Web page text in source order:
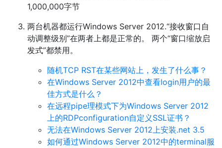
1,000,000字节
两台机器都运行Windows Server 2012.“接收窗口自
动调整级别”在两者上都是正常的。 两个“窗口缩放启
发式”都禁用。
随机TCP RST在某些网站上，发生了什么事？
在Windows Server 2012中查看login用户的最
佳方式是什么？
在远程pipe理模式下为Windows Server 2012
上的RDPconfiguration自定义SSL证书？
无法在Windows Server 2012上安装.net 3.5
如何通过Windows Server 2012中的terminal服